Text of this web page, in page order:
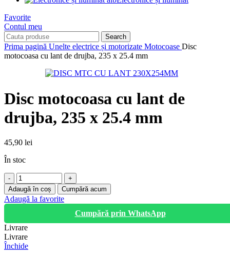
Favorite
Contul meu
Search
Prima pagină Unelte electrice și motorizate Motocoase Disc
motocoasa cu lant de drujba, 235 x 25.4 mm
Disc motocoasa cu lant de
drujba, 235 x 25.4 mm
45,90 lei
În stoc
Cantitate
Disc
motocoasa
cu
de
drujba,
235
x
Adaugă în coș Cumpără acum
Adaugă la favorite
Cumpără prin WhatsApp
Livrare
Livrare
Închide